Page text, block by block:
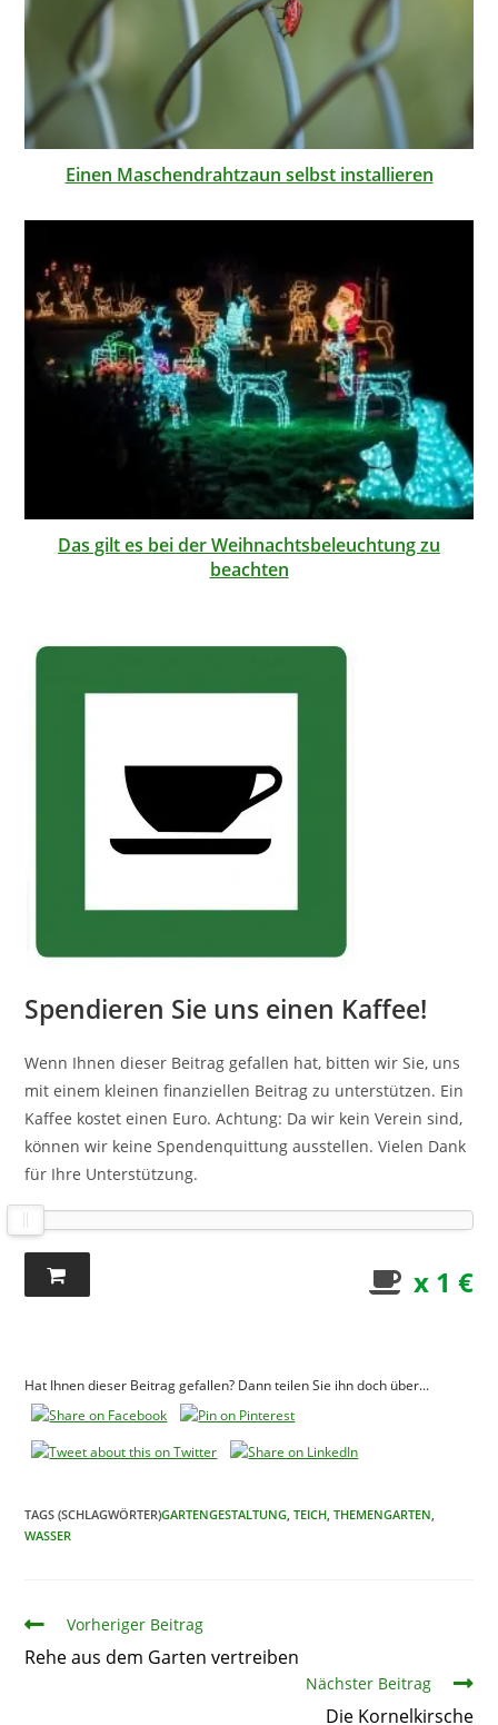
Einen Maschendrahtzaun selbst installieren
Das gilt es bei der Weihnachtsbeleuchtung zu
beachten
Spendieren Sie uns einen Kaffee!
Wenn Ihnen dieser Beitrag gefallen hat, bitten wir Sie, uns
mit einem kleinen finanziellen Beitrag zu unterstützen. Ein
Kaffee kostet einen Euro. Achtung: Da wir kein Verein sind,
können wir keine Spendenquittung ausstellen. Vielen Dank
für Ihre Unterstützung.
x 1 €
Hat Ihnen dieser Beitrag gefallen? Dann teilen Sie ihn doch über...
TAGS (SCHLAGWÖRTER)GARTENGESTALTUNG, TEICH, THEMENGARTEN,
WASSER
ArtikelVorheriger Beitrag
Rehe aus dem Garten vertreiben
Nächster Beitrag
Die Kornelkirsche